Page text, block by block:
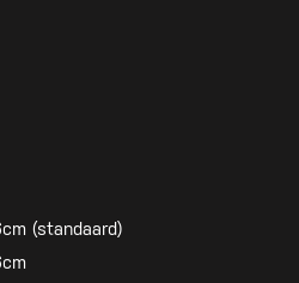
(standaard)